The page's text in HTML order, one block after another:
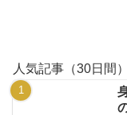
人気記事（30日間）